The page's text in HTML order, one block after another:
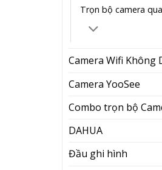
Trọn bộ camera
Camera Wifi Không
Camera YooSee
Combo trọn bộ
DAHUA
Đầu ghi hình